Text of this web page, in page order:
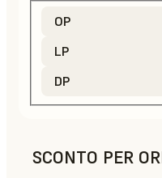
OP
LP
DP
SCONTO PER